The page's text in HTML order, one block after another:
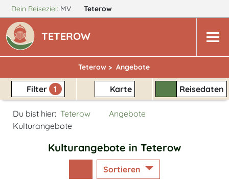
Dein Reiseziel: MV Teterow
TETEROW
Teterow > Angebote
Filter 1 Karte Reisedaten
Du bist hier: Teterow
Angebote
Kulturangebote
Kulturangebote in Teterow
Sortieren